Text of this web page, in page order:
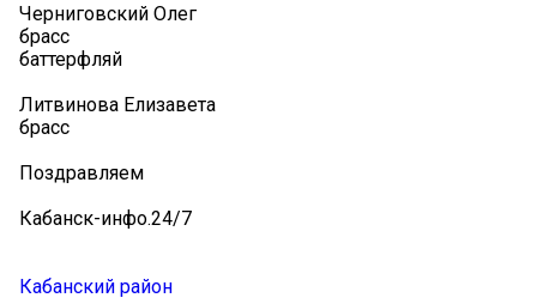
Черниговский Олег
брасс
баттерфляй
Литвинова Елизавета
брасс
Поздравляем
Кабанск-инфо.24/7
Кабанский район